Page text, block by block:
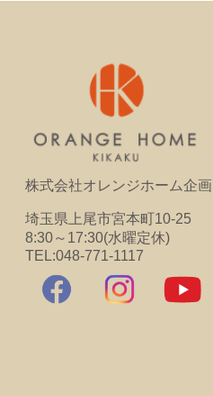
株式会社オレンジホーム企画
埼玉県上尾市宮本町10-25
8:30～17:30(水曜定休)
TEL:048-771-1117